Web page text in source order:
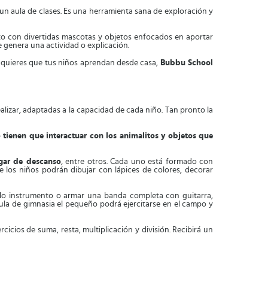
aula de clases. Es una herramienta sana de exploración y
con divertidas mascotas y objetos enfocados en aportar
genera una actividad o explicación.
que tus niños aprendan desde casa, Bubbu School
adaptadas a la capacidad de cada niño. Tan pronto la
tienen que interactuar con los animalitos y objetos que
de descanso, entre otros. Cada uno está formado con
los niños podrán dibujar con lápices de colores, decorar
instrumento o armar una banda completa con guitarra,
de gimnasia el pequeño podrá ejercitarse en el campo y
de suma, resta, multiplicación y división. Recibirá un